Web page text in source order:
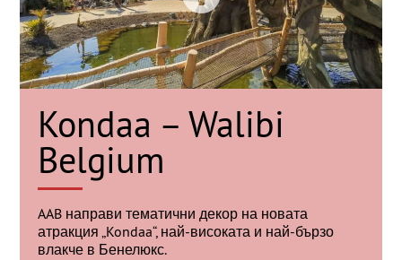
Kondaa – Walibi
Belgium
AAB направи тематични декор на новата
атракция „Kondaa“, най-високата и най-бързо
влакче в Бенелюкс.